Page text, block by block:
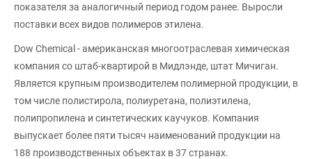
показателя за аналогичный период годом ранее. Выросли
поставки всех видов полимеров этилена.
Dow Chemical - американская многоотраслевая химическая
компания со штаб-квартирой в Мидлэнде, штат Мичиган.
Является крупным производителем полимерной продукции, в
том числе полистирола, полиуретана, полиэтилена,
полипропилена и синтетических каучуков. Компания
выпускает более пяти тысяч наименований продукции на
188 производственных объектах в 37 странах.